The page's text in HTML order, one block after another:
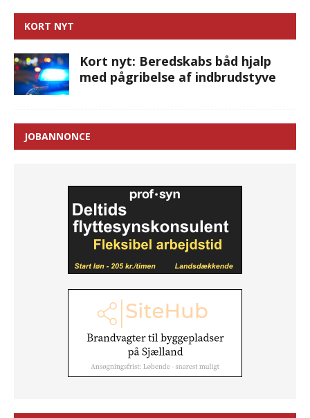
KORT NYT
Kort nyt: Beredskabs båd hjalp
med pågribelse af indbrudstyve
JOBANNONCE